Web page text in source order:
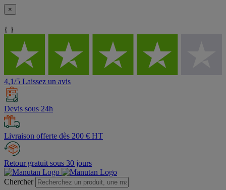
×
{ }
4,1/5 Laissez un avis
Devis sous 24h
Livraison offerte dès 200 € HT
Retour gratuit sous 30 jours
Chercher